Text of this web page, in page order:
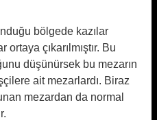
bölgede kazılar
ortaya çıkarılmıştır. Bu
düşünürsek bu mezarın
ait mezarlardı. Biraz
mezardan da normal